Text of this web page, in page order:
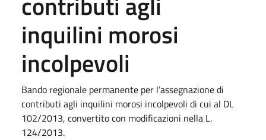
inquilini morosi
incolpevoli
Bando regionale permanente per l’assegnazione di
contributi agli inquilini morosi incolpevoli di cui al DL
102/2013, convertito con modificazioni nella L.
124/2013.